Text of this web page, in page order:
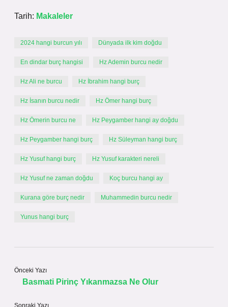
Tarih: Makaleler
2024 hangi burcun yılı Dünyada ilk kim doğdu
En dindar burç hangisi Hz Ademin burcu nedir
Hz Ali ne burcu Hz İbrahim hangi burç
Hz İsanın burcu nedir Hz Ömer hangi burç
Hz Ömerin burcu ne Hz Peygamber hangi ay doğdu
Hz Peygamber hangi burç Hz Süleyman hangi burç
Hz Yusuf hangi burç Hz Yusuf karakteri nereli
Hz Yusuf ne zaman doğdu Koç burcu hangi ay
Kurana göre burç nedir Muhammedin burcu nedir
Yunus hangi burç
Önceki Yazı
Basmati Pirinç Yıkanmazsa Ne Olur
Sonraki Yazı